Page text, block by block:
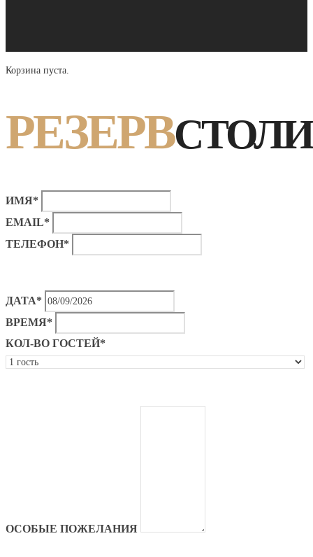
Корзина пуста.
РЕЗЕРВ
ИМЯ*
EMAIL*
ТЕЛЕФОН*
ДАТА*
ВРЕМЯ*
КОЛ-ВО ГОСТЕЙ*
ОСОБЫЕ ПОЖЕЛАНИЯ